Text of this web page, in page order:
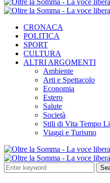
CRONACA
POLITICA
SPORT
CULTURA
ALTRI ARGOMENTI
Ambiente
Arti e Spettacolo
Economia
Estero
Salute
Società
Stili di Vita Tempo
Viaggi e Turismo